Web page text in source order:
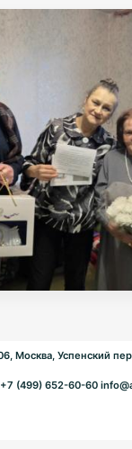
Москва, Успенский
+7 (499) 652-60-60